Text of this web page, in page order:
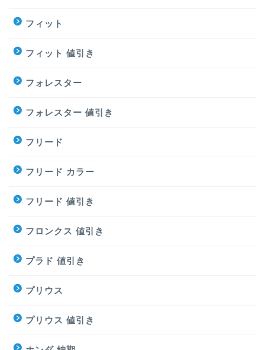
フィット
フィット 値引き
フォレスター
フォレスター 値引き
フリード
フリード カラー
フリード 値引き
フロンクス 値引き
プラド 値引き
プリウス
プリウス 値引き